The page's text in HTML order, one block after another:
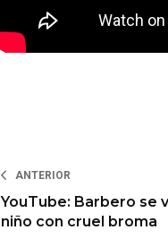
ANTERIOR
YouTube: Barbero se
niño con cruel broma